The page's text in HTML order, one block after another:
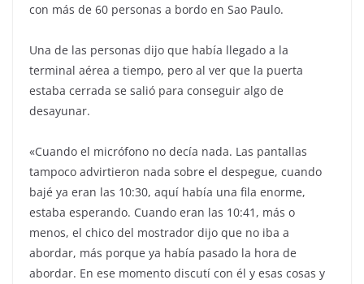
con más de 60 personas a bordo en Sao Paulo.
Una de las personas dijo que había llegado a la
terminal aérea a tiempo, pero al ver que la puerta
estaba cerrada se salió para conseguir algo de
desayunar.
«Cuando el micrófono no decía nada. Las pantallas
tampoco advirtieron nada sobre el despegue, cuando
bajé ya eran las 10:30, aquí había una fila enorme,
estaba esperando. Cuando eran las 10:41, más o
menos, el chico del mostrador dijo que no iba a
abordar, más porque ya había pasado la hora de
abordar. En ese momento discutí con él y esas cosas y